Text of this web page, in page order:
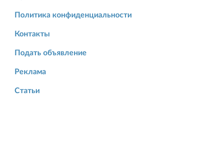
Политика конфиденциальности
Контакты
Подать объявление
Реклама
Статьи